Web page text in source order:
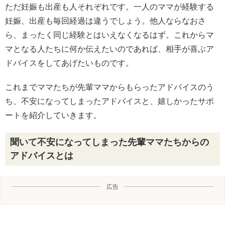
ただ妊娠も出産も人それぞれです。一人のママが経験する
妊娠、出産も毎回経過は違うでしょう。他人ならなおさ
ら、まったく同じ経験とはいえなくなるはず。これからマ
マとなる人たちに何か伝えたいのであれば、相手が喜ぶア
ドバイスをしてあげたいものです。
これまでママたちが先輩ママからもらったアドバイスのう
ち、不安になってしまったアドバイスと、嬉しかったサポ
ートを紹介していきます。
聞いて不安になってしまった先輩ママたちからの
アドバイスとは
広告